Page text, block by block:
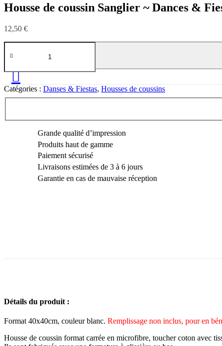
Housse de coussin Sanglier ~ Dances &
12,50 €
quantité
de
de
coussin
Sanglier
~
Catégories : Danses & Fiestas, Housses de coussins
Grande qualité d’impression
Produits haut de gamme
Paiement sécurisé
Livraisons estimées de 3 à 6 jours
Garantie en cas de mauvaise réception
Détails du produit :
Format 40x40cm, couleur blanc. Remplissage non inclus, pour en
Housse de coussin format carrée en microfibre, toucher coton avec